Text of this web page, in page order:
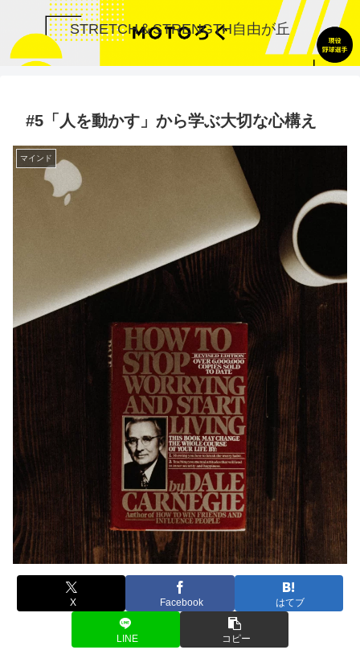
STRETCH＆STRENGTH自由が丘
#5「人を動かす」から学ぶ大切な心構え
マインド
X Facebook はてブ
LINE コピー